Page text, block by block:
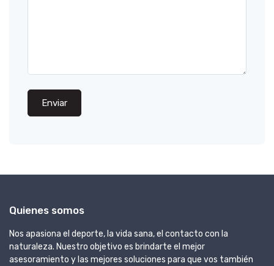
Enviar
Quienes somos
Nos apasiona el deporte, la vida sana, el contacto con la
naturaleza. Nuestro objetivo es brindarte el mejor
asesoramiento y las mejores soluciones para que vos también